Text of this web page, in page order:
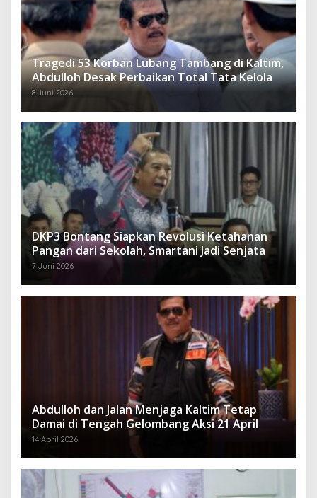
Tragedi 53 Korban Lubang Tambang di Kaltim,
Abdulloh Desak Perbaikan Total Tata Kelola
8 Juni 2026
DKP3 Bontang Siapkan Revolusi Ketahanan
Pangan dari Sekolah, Smartani Jadi Senjata
7 Juni 2026
Abdulloh dan Jalan Menjaga Kaltim Tetap
Damai di Tengah Gelombang Aksi 21 April
14 April 2026